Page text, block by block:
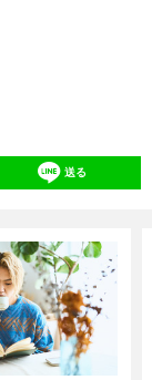
送る